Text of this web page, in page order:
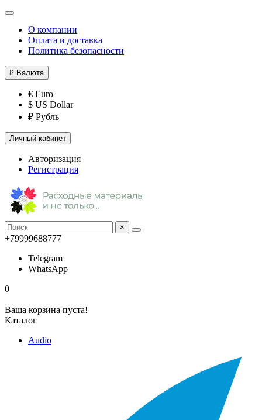
О компании
Оплата и доставка
Политика безопасности
₽ Валюта
€ Euro
$ US Dollar
₽ Рубль
Личный кабинет
Авторизация
Регистрация
×
+79999688777
Telegram
WhatsApp
0
Ваша корзина пуста!
Каталог
Audio